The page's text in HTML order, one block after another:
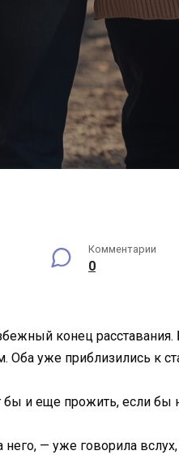
Комментарии
0
конец
уже приблизились к
и еще прожить, если бы
— уже говорила